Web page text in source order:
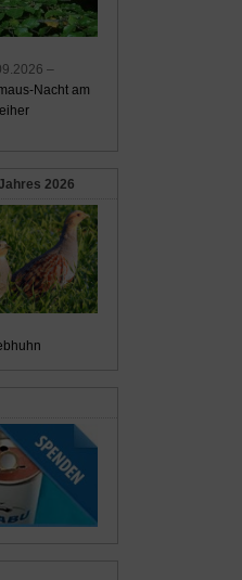
–
Nacht am
2026